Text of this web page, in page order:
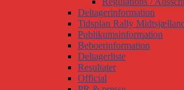
Deltagerinformation
Tidsplan Rally
Publikumsinformation
Beboerinformation
Deltagerliste
Resultater
Official